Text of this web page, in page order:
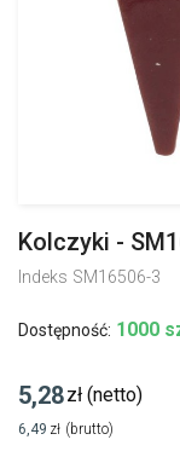
Kolczyki -
Indeks SM16506-3
Dostępność: 1000
5,28zł (netto)
6,49 zł (brutto)